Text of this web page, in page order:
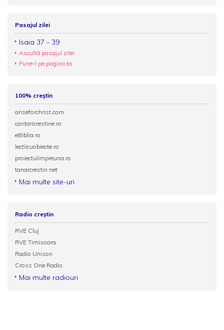
Pasajul zilei
Isaia 37 - 39
Ascultă pasajul zilei
Pune-l pe pagina ta
100% creștin
ariseforchrist.com
cantaricrestine.ro
eBiblia.ro
lectiicuobiecte.ro
proiectulimpreuna.ro
tanarcrestin.net
Mai multe site-uri
Radio creștin
RVE Cluj
RVE Timisoara
Radio Unison
Cross One Radio
Mai multe radiouri